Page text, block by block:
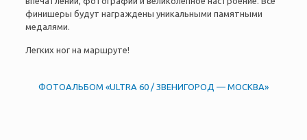
финишеры будут награждены уникальными памятными
медалями.
Легких ног на маршруте!
ФОТОАЛЬБОМ «ULTRA 60 / ЗВЕНИГОРОД — МОСКВА»